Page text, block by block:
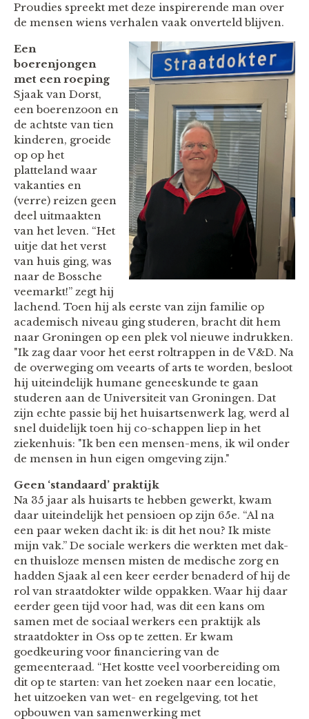
Proudies spreekt met deze inspirerende man over
de mensen wiens verhalen vaak onverteld blijven.
Een
boerenjongen
met een roeping
Sjaak van Dorst,
een boerenzoon en
de achtste van tien
kinderen, groeide
op op het
platteland waar
vakanties en
(verre) reizen geen
deel uitmaakten
van het leven. “Het
uitje dat het verst
van huis ging, was
naar de Bossche
veemarkt!” zegt hij
lachend. Toen hij als eerste van zijn familie op
academisch niveau ging studeren, bracht dit hem
naar Groningen op een plek vol nieuwe indrukken.
"Ik zag daar voor het eerst roltrappen in de V&D. Na
de overweging om veearts of arts te worden, besloot
hij uiteindelijk humane geneeskunde te gaan
studeren aan de Universiteit van Groningen. Dat
zijn echte passie bij het huisartsenwerk lag, werd al
snel duidelijk toen hij co-schappen liep in het
ziekenhuis: "Ik ben een mensen-mens, ik wil onder
de mensen in hun eigen omgeving zijn."
Geen ‘standaard’ praktijk
Na 35 jaar als huisarts te hebben gewerkt, kwam
daar uiteindelijk het pensioen op zijn 65e. “Al na
een paar weken dacht ik: is dit het nou? Ik miste
mijn vak.” De sociale werkers die werkten met dak-
en thuisloze mensen misten de medische zorg en
hadden Sjaak al een keer eerder benaderd of hij de
rol van straatdokter wilde oppakken. Waar hij daar
eerder geen tijd voor had, was dit een kans om
samen met de sociaal werkers een praktijk als
straatdokter in Oss op te zetten. Er kwam
goedkeuring voor financiering van de
gemeenteraad. “Het kostte veel voorbereiding om
dit op te starten: van het zoeken naar een locatie,
het uitzoeken van wet- en regelgeving, tot het
opbouwen van samenwerking met